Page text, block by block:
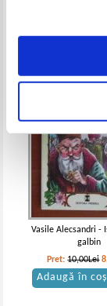
Vasile Alecsandri -
galbin
Pret:10,00Lei
Adaugă în coș